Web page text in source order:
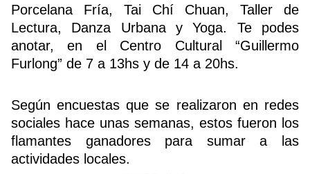
Porcelana Fría, Tai Chí Chuan, Taller de
Lectura, Danza Urbana y Yoga. Te podes
anotar, en el Centro Cultural “Guillermo
Furlong” de 7 a 13hs y de 14 a 20hs.
Según encuestas que se realizaron en redes
sociales hace unas semanas, estos fueron los
flamantes ganadores para sumar a las
actividades locales.
Buscador